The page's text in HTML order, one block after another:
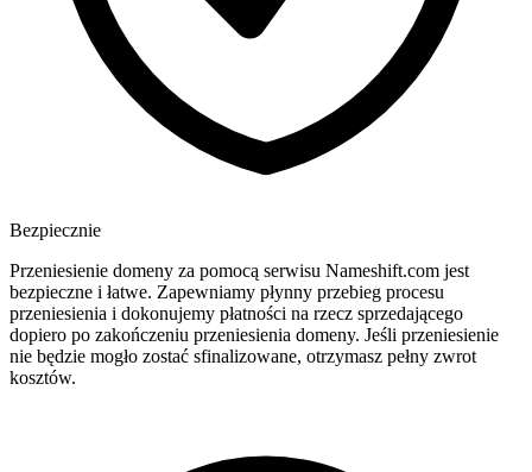
Bezpiecznie
Przeniesienie domeny za pomocą serwisu Nameshift.com jest
bezpieczne i łatwe. Zapewniamy płynny przebieg procesu
przeniesienia i dokonujemy płatności na rzecz sprzedającego
dopiero po zakończeniu przeniesienia domeny. Jeśli przeniesienie
nie będzie mogło zostać sfinalizowane, otrzymasz pełny zwrot
kosztów.